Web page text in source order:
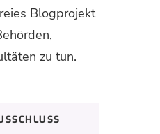
Blogprojekt
zu tun.